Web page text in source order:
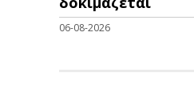
06-08-2026